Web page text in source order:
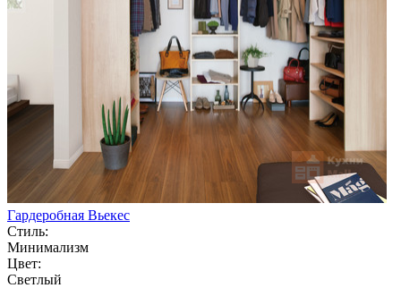
Гардеробная Вьекес
Стиль:
Минимализм
Цвет:
Светлый